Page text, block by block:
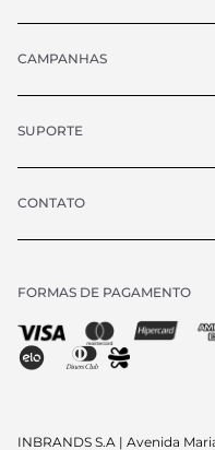
CAMPANHAS
SUPORTE
CONTATO
Chat
Segunda - Quinta:
FORMAS DE PAGAMENTO
INBRANDS S.A | Avenida